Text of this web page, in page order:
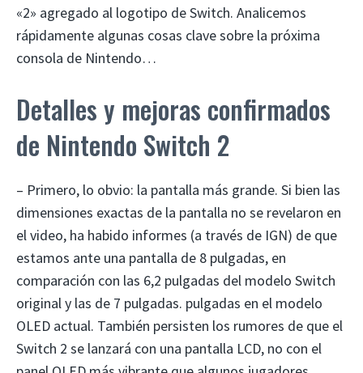
«2» agregado al logotipo de Switch. Analicemos
rápidamente algunas cosas clave sobre la próxima
consola de Nintendo…
Detalles y mejoras confirmados
de Nintendo Switch 2
– Primero, lo obvio: la pantalla más grande. Si bien las
dimensiones exactas de la pantalla no se revelaron en
el video, ha habido informes (a través de IGN) de que
estamos ante una pantalla de 8 pulgadas, en
comparación con las 6,2 pulgadas del modelo Switch
original y las de 7 pulgadas. pulgadas en el modelo
OLED actual. También persisten los rumores de que el
Switch 2 se lanzará con una pantalla LCD, no con el